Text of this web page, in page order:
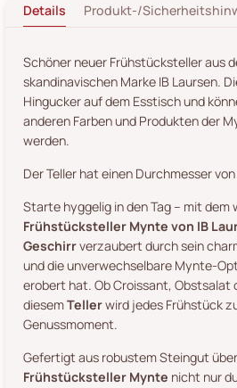
Details Produkt-/
Schöner neuer Frühstücksteller aus
skandinavischen Marke IB Laursen.
Hingucker auf dem Esstisch und
anderen Farben und Produkten der
werden.
Der Teller hat einen Durchmesser
Starte hyggelig in den Tag – mit dem
Frühstücksteller Mynte von IB
Geschirrverzaubert durch sein
und die unverwechselbare Mynte-
erobert hat. Ob Croissant, Obstsalat
diesemTellerwird jedes Frühstück
Genussmoment.
Gefertigt aus robustem Steingut
Frühstücksteller Mynte nicht nur